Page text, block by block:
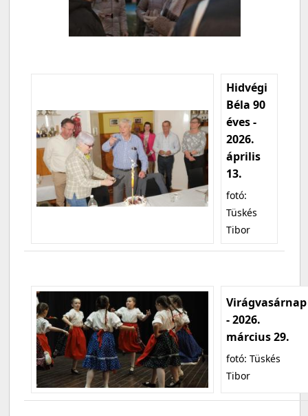
Hidvégi
Béla 90
éves -
2026.
április
13.
fotó:
Tüskés
Tibor
Virágvasárnap
- 2026.
március 29.
fotó: Tüskés
Tibor